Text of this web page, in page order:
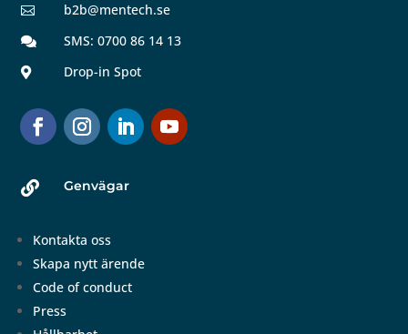
 b2b@mentech.se
 SMS: 0700 86 14 13
 Drop-in Spot
 Genvägar
Kontakta oss
Skapa nytt ärende
Code of conduct
Press